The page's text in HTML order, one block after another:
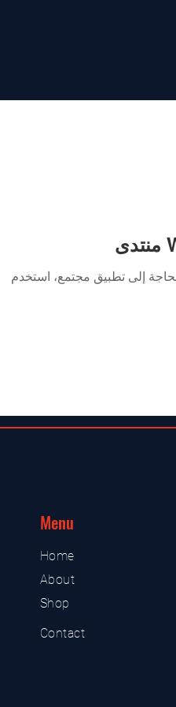
Menu
Home
About
Shop
Contact